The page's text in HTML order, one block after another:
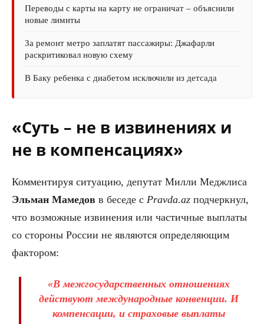
Переводы с карты на карту не ограничат – объяснили
новые лимиты
За ремонт метро заплатят пассажиры: Джафарли
раскритиковал новую схему
В Баку ребенка с диабетом исключили из детсада
«Суть – не в извинениях и
не в компенсациях»
Комментируя ситуацию, депутат Милли Меджлиса
Эльман Мамедов в беседе с Pravda.az подчеркнул,
что возможные извинения или частичные выплаты
со стороны России не являются определяющим
фактором:
«В межгосударственных отношениях
действуют международные конвенции. И
компенсации, и страховые выплаты